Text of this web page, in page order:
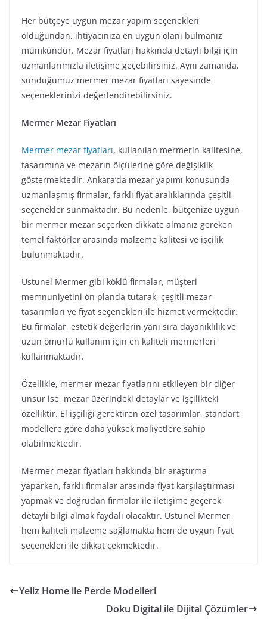
Her bütçeye uygun mezar yapım seçenekleri
olduğundan, ihtiyacınıza en uygun olanı bulmanız
mümkündür. Mezar fiyatları hakkında detaylı bilgi için
uzmanlarımızla iletişime geçebilirsiniz. Aynı zamanda,
sunduğumuz mermer mezar fiyatları sayesinde
seçeneklerinizi değerlendirebilirsiniz.
Mermer Mezar Fiyatları
Mermer mezar fiyatları, kullanılan mermerin kalitesine,
tasarımına ve mezarın ölçülerine göre değişiklik
göstermektedir. Ankara’da mezar yapımı konusunda
uzmanlaşmış firmalar, farklı fiyat aralıklarında çeşitli
seçenekler sunmaktadır. Bu nedenle, bütçenize uygun
bir mermer mezar seçerken dikkate almanız gereken
temel faktörler arasında malzeme kalitesi ve işçilik
bulunmaktadır.
Ustunel Mermer gibi köklü firmalar, müşteri
memnuniyetini ön planda tutarak, çeşitli mezar
tasarımları ve fiyat seçenekleri ile hizmet vermektedir.
Bu firmalar, estetik değerlerin yanı sıra dayanıklılık ve
uzun ömürlü kullanım için en kaliteli mermerleri
kullanmaktadır.
Özellikle, mermer mezar fiyatlarını etkileyen bir diğer
unsur ise, mezar üzerindeki detaylar ve işçilikteki
özelliktir. El işçiliği gerektiren özel tasarımlar, standart
modellere göre daha yüksek maliyetlere sahip
olabilmektedir.
Mermer mezar fiyatları hakkında bir araştırma
yaparken, farklı firmalar arasında fiyat karşılaştırması
yapmak ve doğrudan firmalar ile iletişime geçerek
detaylı bilgi almak faydalı olacaktır. Ustunel Mermer,
hem kaliteli malzeme sağlamakta hem de uygun fiyat
seçenekleri ile dikkat çekmektedir.
Yeliz Home ile Perde Modelleri
Doku Digital ile Dijital Çözümler